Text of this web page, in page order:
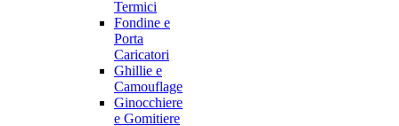
Termici
Fondine e
Porta
Caricatori
Ghillie e
Camouflage
Ginocchiere
e Gomitiere